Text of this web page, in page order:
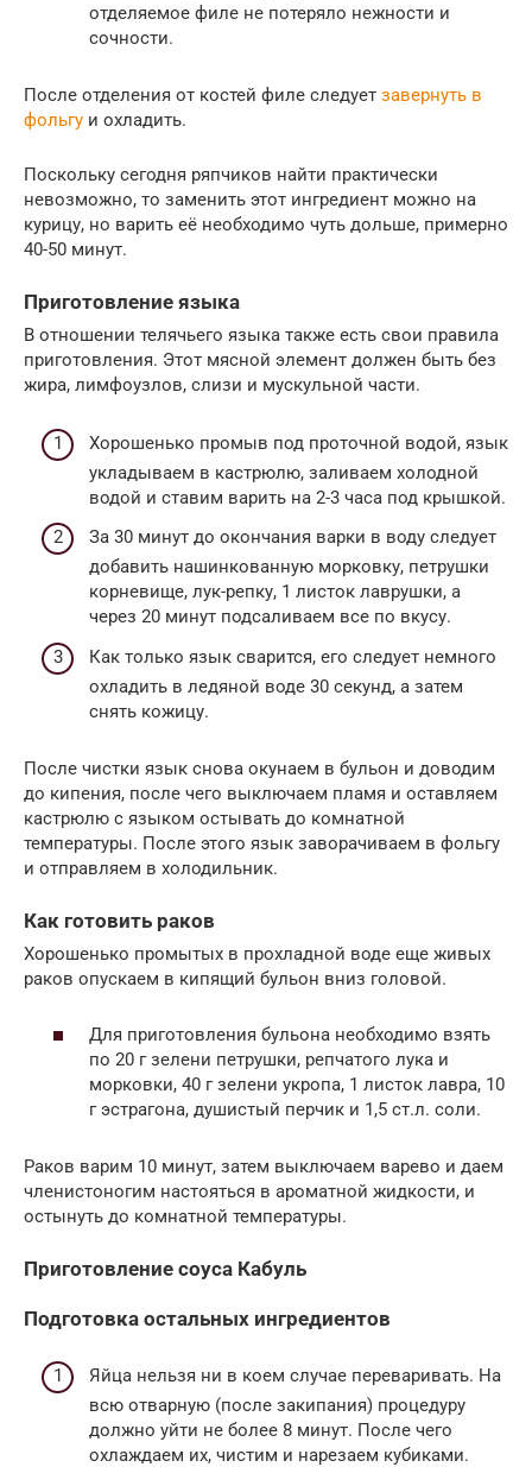
отделяемое филе не потеряло нежности и
сочности.
После отделения от костей филе следует завернуть в
фольгу и охладить.
Поскольку сегодня ряпчиков найти практически
невозможно, то заменить этот ингредиент можно на
курицу, но варить её необходимо чуть дольше, примерно
40-50 минут.
Приготовление языка
В отношении телячьего языка также есть свои правила
приготовления. Этот мясной элемент должен быть без
жира, лимфоузлов, слизи и мускульной части.
Хорошенько промыв под проточной водой, язык
укладываем в кастрюлю, заливаем холодной
водой и ставим варить на 2-3 часа под крышкой.
За 30 минут до окончания варки в воду следует
добавить нашинкованную морковку, петрушки
корневище, лук-репку, 1 листок лаврушки, а
через 20 минут подсаливаем все по вкусу.
Как только язык сварится, его следует немного
охладить в ледяной воде 30 секунд, а затем
снять кожицу.
После чистки язык снова окунаем в бульон и доводим
до кипения, после чего выключаем пламя и оставляем
кастрюлю с языком остывать до комнатной
температуры. После этого язык заворачиваем в фольгу
и отправляем в холодильник.
Как готовить раков
Хорошенько промытых в прохладной воде еще живых
раков опускаем в кипящий бульон вниз головой.
Для приготовления бульона необходимо взять
по 20 г зелени петрушки, репчатого лука и
морковки, 40 г зелени укропа, 1 листок лавра, 10
г эстрагона, душистый перчик и 1,5 ст.л. соли.
Раков варим 10 минут, затем выключаем варево и даем
членистоногим настояться в ароматной жидкости, и
остынуть до комнатной температуры.
Приготовление соуса Кабуль
Подготовка остальных ингредиентов
Яйца нельзя ни в коем случае переваривать. На
всю отварную (после закипания) процедуру
должно уйти не более 8 минут. После чего
охлаждаем их, чистим и нарезаем кубиками.